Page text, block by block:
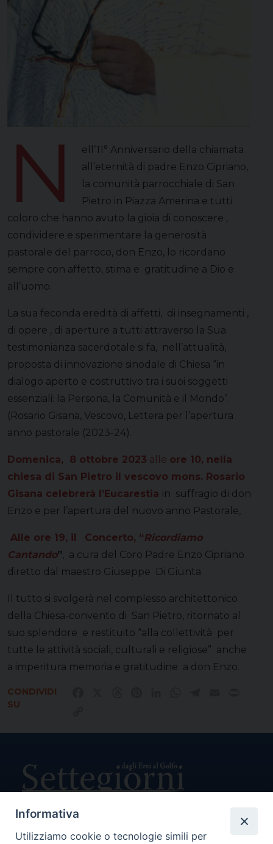
N
ell’11° Anniversario della chiamata
all’eternità di padre Enzo Cipriano,
la comunità parrocchiale di San
Pietro in Piazza Amerina e tutti
coloro che hanno avuto la gioia di conoscere ,
condividere e sperimentare la generosità
pastorale del parroco, don Enzo, lo ricordano
sempre con affetto, stima e gratitudine a Dio e
all’uomo.
La sua feconda eredità di affetti, di insegnamenti ,
di opere , di aperture a tutti attraverso la Sua
testimonianza sacerdotale si fa, nell’attualità,
proposta di innovazione sinodale di Chiesa “in
dialogo aperto e costruttivo tra i suoi soggetti
essenziali: la Persona, la Comunità e il Mondo”.
(Rosario Gisana, Vescovo, Lettera per l’apertura
anno pastorale (2023-24).
Domenica, 8 ottobre 2023 alle ore 10, nella
chiesa di San Pietro il vescovo mons. Rosario
Gisana celebrerà l’Eucarestia in suffragio di don
Enzo e per l’apertura del nuovo anno Pastorale,
Alle ore 19, il Concerto, “Ricordiamo
Cantando” , a cura del Coro Padre Enzo Cipriano
diretto dal maestro Giuseppe Di Giunta
Il tutto si svolgerà nel complesso architettonico
della Chiesa-convento di San Pietro, ritornato al
suo splendore e restituito “alla collettività per
tutte le attività sociali, culturali e religiose” anche
a imperitura memoria e gratitudine a don Enzo.
CONDIVIDI
SU
Direttore Responsabile Giuseppe Rabita
Informativa
Utilizziamo cookie o tecnologie simili per